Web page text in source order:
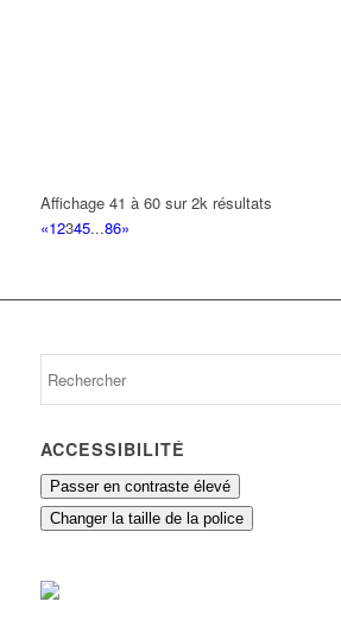
Affichage 41 à 60 sur 2k résultats
«12345...86»
ACCESSIBILITÉ
Passer en contraste élevé
Changer la taille de la police